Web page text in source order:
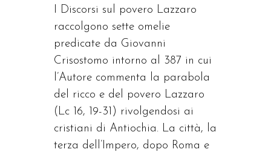
I Discorsi sul povero Lazzaro
raccolgono sette omelie
predicate da Giovanni
Crisostomo intorno al 387 in cui
l’Autore commenta la parabola
del ricco e del povero Lazzaro
(Lc 16, 19-31) rivolgendosi ai
cristiani di Antiochia. La città, la
terza dell’Impero, dopo Roma e